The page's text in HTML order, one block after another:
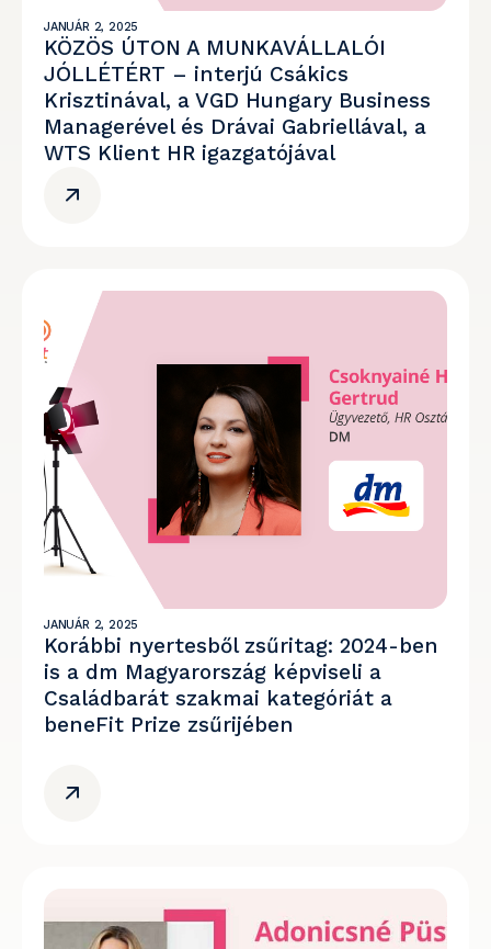
JANUÁR 2, 2025
KÖZÖS ÚTON A MUNKAVÁLLALÓI
JÓLLÉTÉRT – interjú Csákics
Krisztinával, a VGD Hungary Business
Managerével és Drávai Gabriellával, a
WTS Klient HR igazgatójával
JANUÁR 2, 2025
Korábbi nyertesből zsűritag: 2024-ben
is a dm Magyarország képviseli a
Családbarát szakmai kategóriát a
beneFit Prize zsűrijében